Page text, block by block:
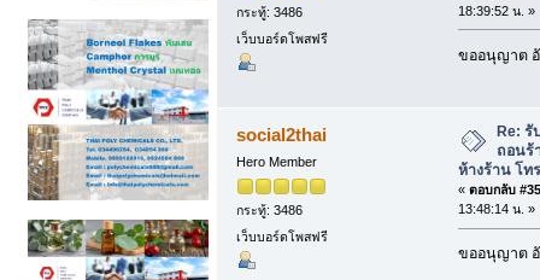
กระทู้: 3486
เว็บบอร์ดโพสฟรี
18:39:52 น. »
ขออนุญาต
social2thai
Hero Member
กระทู้: 3486
เว็บบอร์ดโพสฟรี
Re: รั
ถอนร้
ห้างร้าน โท
« ตอบกลับ
13:48:14 น. »
ขออนุญาต